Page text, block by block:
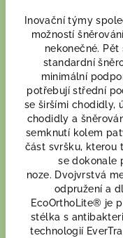
Inovační týmy
možností
nekonečné.
standardní
minimální
potřebují střední
se širšími chodidly,
chodidly a
semknutí kolem
část svršku, kterou
se dokonale
noze. Dvojvrstvá
odpružení a
EcoOrthoLite® je
stélka s
technologií